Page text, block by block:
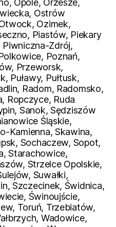
Opole, Orzesze,
Ostrów
Ozimek,
Piastów, Piekary
Piwniczna-Zdrój,
Poznań,
Przeworsk,
Puławy, Pułtusk,
Radom, Radomsko,
Ropczyce, Ruda
Sanok, Sędziszów
Śląskie,
Kamienna, Skawina,
Sochaczew, Sopot,
Starachowice,
Strzelce Opolskie,
Suwałki,
Szczecinek, Świdnica,
Świnoujście,
Toruń, Trzebiatów,
Wadowice,